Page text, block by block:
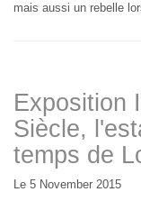
mais aussi un rebelle
Exposition
Siècle,
temps de
Le 5 November 2015